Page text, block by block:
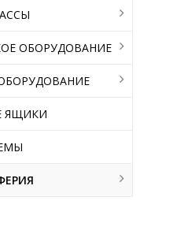
ОБОРУДОВАНИЕ
ЯЩИКИ